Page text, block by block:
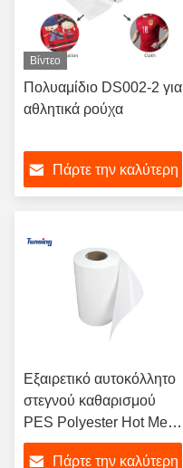
Βίντεο
Πολυαμίδιο DS002-2 για
αθλητικά ρούχα
Πάρτε την καλύτερη
Εξαιρετικό αυτοκόλλητο
στεγνού καθαρισμού
PES Polyester Hot Melt
Film για PVC
Πάρτε την καλύτερη